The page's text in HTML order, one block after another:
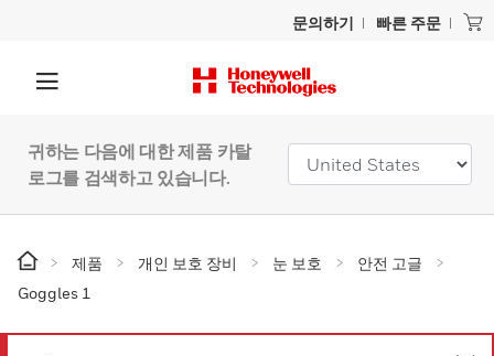
문의하기 빠른 주문
귀하는 다음에 대한 제품 카탈
로그를 검색하고 있습니다.
제품 개인 보호 장비 눈 보호
안전 고글
Goggles 1